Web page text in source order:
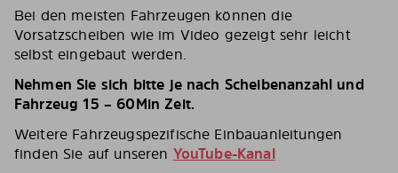
Bei den meisten Fahrzeugen können die
Vorsatzscheiben wie im Video gezeigt sehr leicht
selbst eingebaut werden.
Nehmen Sie sich bitte je nach Scheibenanzahl und
Fahrzeug 15 – 60Min Zeit.
Weitere Fahrzeugspezifische Einbauanleitungen
finden Sie auf unseren YouTube-Kanal